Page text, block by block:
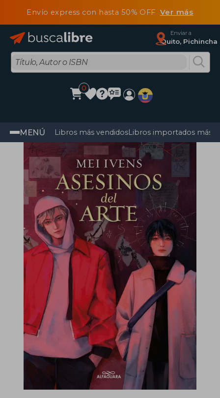
Envío express con hasta 50% OFF Ver más
Enviar a
Quito, Pichincha
0
MENÚ Libros más vendidosLibros importados más